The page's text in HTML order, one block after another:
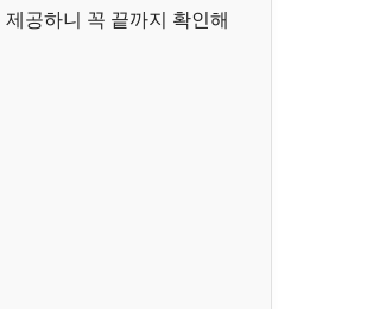
공하니 꼭 끝까지 확인해